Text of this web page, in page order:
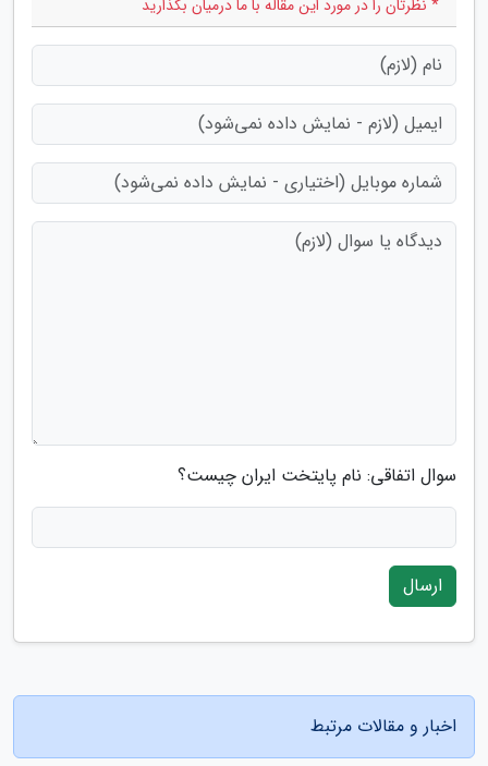
* نظرتان را در مورد این مقاله با ما درمیان بگذارید
سوال اتفاقی: نام پایتخت ایران چیست؟
ارسال
اخبار و مقالات مرتبط